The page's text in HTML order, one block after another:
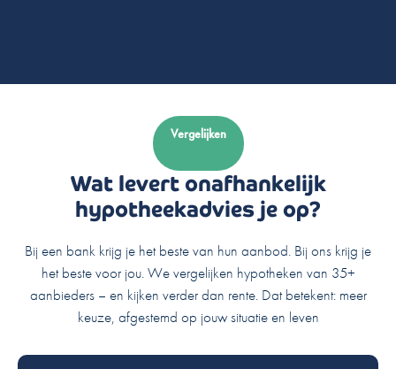
Vergelijken
Wat levert onafhankelijk
hypotheekadvies je op?
Bij een bank krijg je het beste van hun aanbod. Bij ons krijg je
het beste voor jou. We vergelijken hypotheken van 35+
aanbieders – en kijken verder dan rente. Dat betekent: meer
keuze, afgestemd op jouw situatie en leven